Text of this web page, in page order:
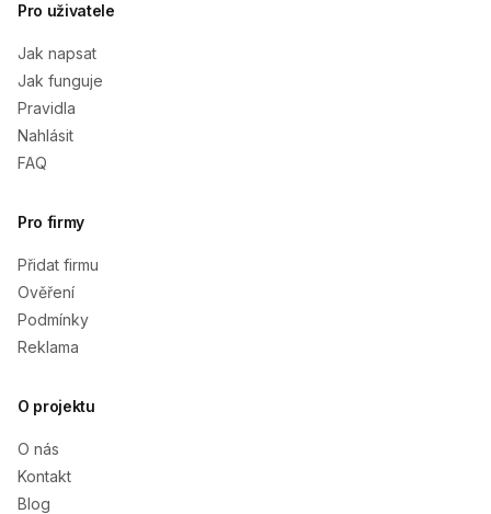
Pro uživatele
Jak napsat
Jak funguje
Pravidla
Nahlásit
FAQ
Pro firmy
Přidat firmu
Ověření
Podmínky
Reklama
O projektu
O nás
Kontakt
Blog